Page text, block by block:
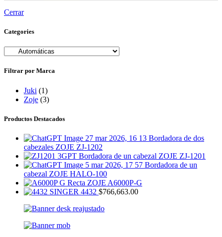
Cerrar
Categories
Filtrar por Marca
Juki (1)
Zoje (3)
Productos Destacados
Bordadora de dos
cabezales ZOJE ZJ-1202
Bordadora de un cabezal ZOJE ZJ-1201
Bordadora de un
cabezal ZOJE HALO-100
Recta ZOJE A6000P-G
SINGER 4432 $766,663.00